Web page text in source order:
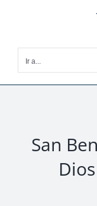
Ir a...
San